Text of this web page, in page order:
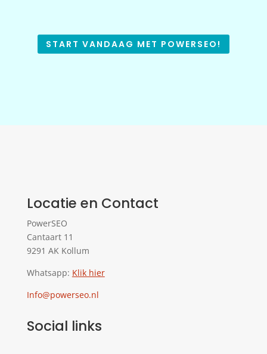
START VANDAAG MET POWERSEO!
Locatie en Contact
PowerSEO
Cantaart 11
9291 AK Kollum
Whatsapp: Klik hier
Info@powerseo.nl
Social links